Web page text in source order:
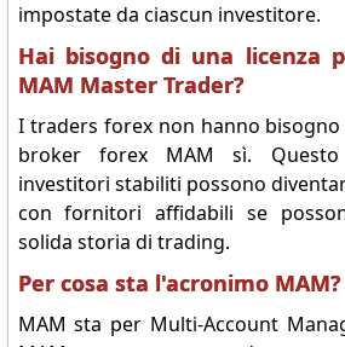
impostate da ciascun investitore.
Hai bisogno di una licenza
MAM Master Trader?
I traders forex non hanno bisogno
broker forex MAM sì.
investitori stabiliti possono
con fornitori affidabili se
solida storia di trading.
Per cosa sta l'acronimo MAM?
MAM sta per Multi-Account